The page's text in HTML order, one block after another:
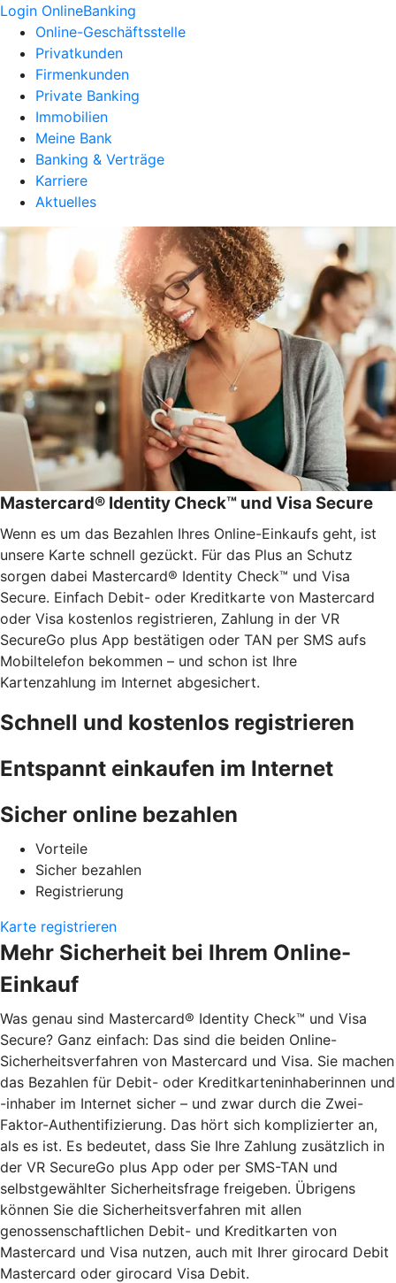
Login OnlineBanking
Online-Geschäftsstelle
Privatkunden
Firmenkunden
Private Banking
Immobilien
Meine Bank
Banking & Verträge
Karriere
Aktuelles
Mastercard® Identity Check™ und Visa Secure
Wenn es um das Bezahlen Ihres Online-Einkaufs geht, ist
unsere Karte schnell gezückt. Für das Plus an Schutz
sorgen dabei Mastercard® Identity Check™ und Visa
Secure. Einfach Debit- oder Kreditkarte von Mastercard
oder Visa kostenlos registrieren, Zahlung in der VR
SecureGo plus App bestätigen oder TAN per SMS aufs
Mobiltelefon bekommen – und schon ist Ihre
Kartenzahlung im Internet abgesichert.
Schnell und kostenlos registrieren
Entspannt einkaufen im Internet
Sicher online bezahlen
Vorteile
Sicher bezahlen
Registrierung
Karte registrieren
Mehr Sicherheit bei Ihrem Online-
Einkauf
Was genau sind Mastercard® Identity Check™ und Visa
Secure? Ganz einfach: Das sind die beiden Online-
Sicherheitsverfahren von Mastercard und Visa. Sie machen
das Bezahlen für Debit- oder Kreditkarteninhaberinnen und
-inhaber im Internet sicher – und zwar durch die Zwei-
Faktor-Authentifizierung. Das hört sich komplizierter an,
als es ist. Es bedeutet, dass Sie Ihre Zahlung zusätzlich in
der VR SecureGo plus App oder per SMS-TAN und
selbstgewählter Sicherheitsfrage freigeben. Übrigens
können Sie die Sicherheitsverfahren mit allen
genossenschaftlichen Debit- und Kreditkarten von
Mastercard und Visa nutzen, auch mit Ihrer girocard Debit
Mastercard oder girocard Visa Debit.